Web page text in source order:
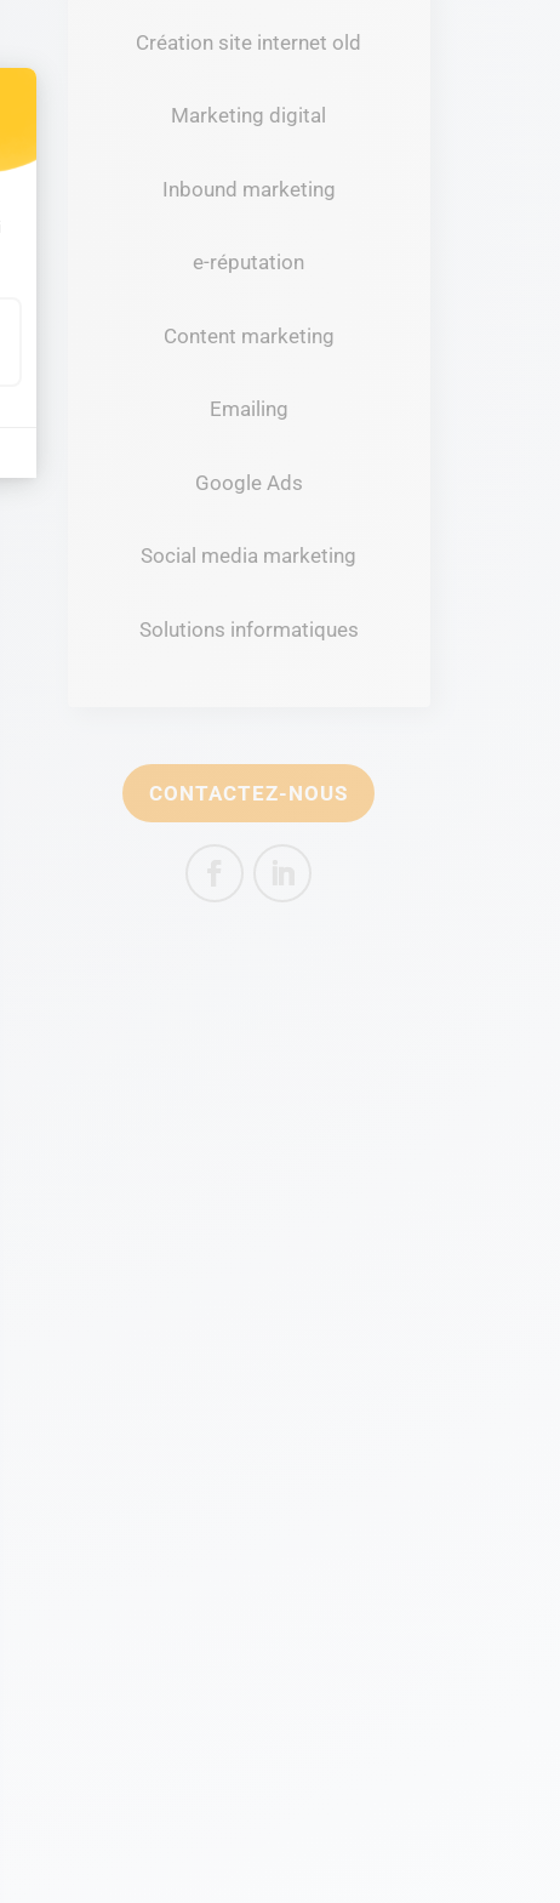
: Personnalisez vos Options
Création site internet old
Marketing digital
Inbound marketing
e-réputation
Content marketing
Emailing
Google Ads
Social media marketing
Solutions informatiques
CONTACTEZ-NOUS